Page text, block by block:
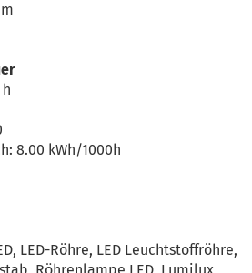
8.00 kWh/1000h
LED-Röhre, LED Leuchtstoffröhre,